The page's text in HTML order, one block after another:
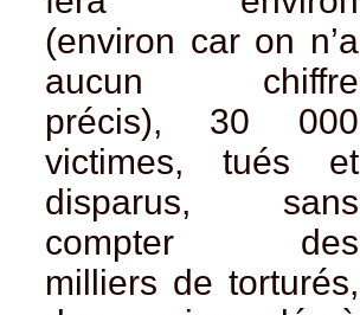
(environ car on n’a
aucun chiffre
précis), 30 000
victimes, tués et
disparus, sans
compter des
milliers de torturés,